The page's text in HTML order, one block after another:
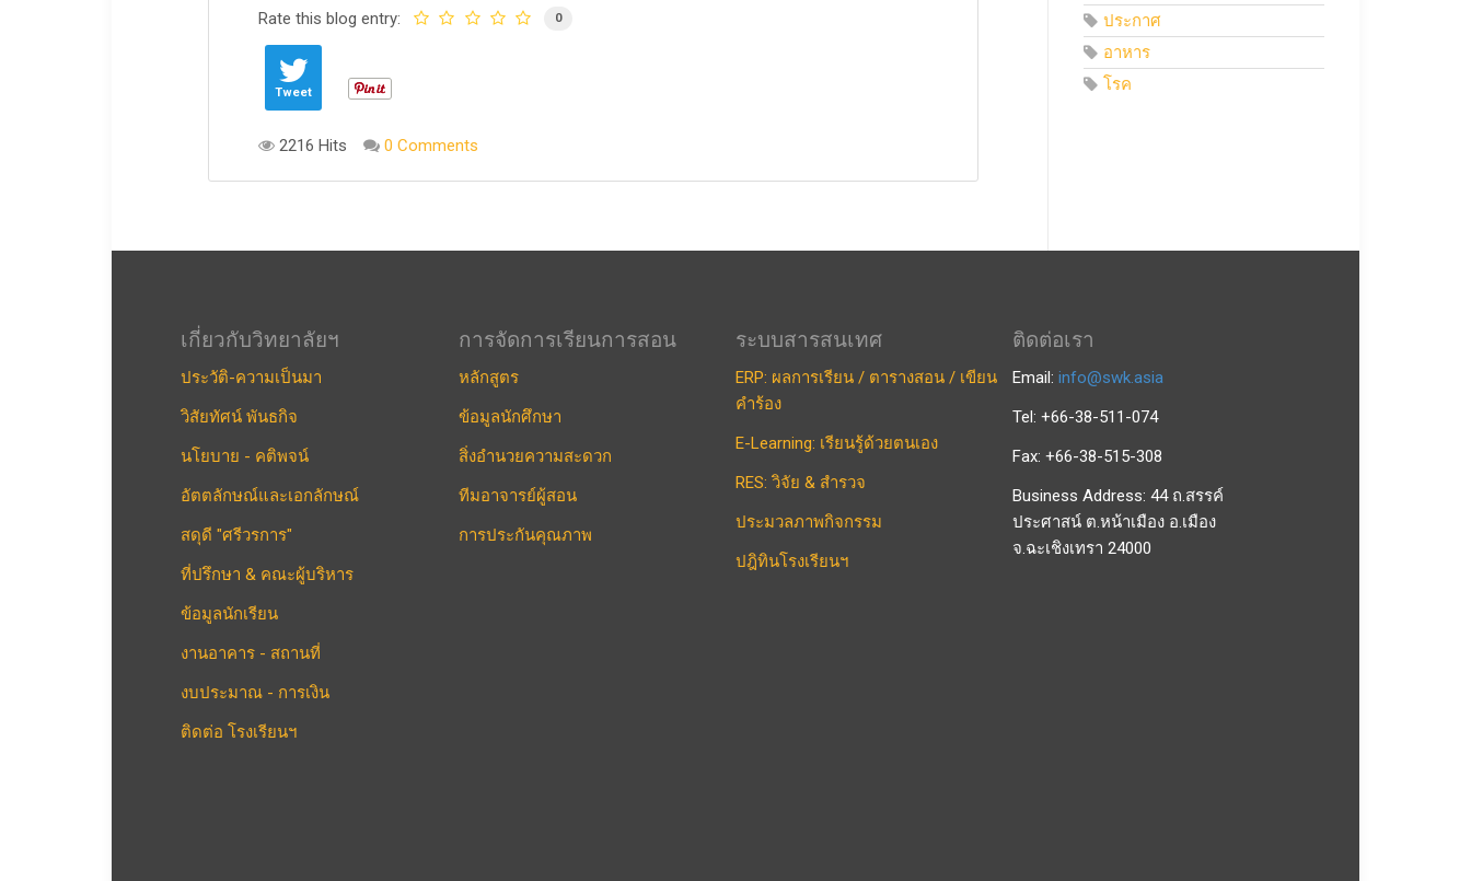
Rate this blog entry: 0
Tweet
2216 Hits 0 Comments
ประกาศ
อาหาร
โรค
เกี่ยวกับวิทยาลัยฯ
ประวัติ-ความเป็นมา
วิสัยทัศน์ พันธกิจ
นโยบาย - คติพจน์
อัตตลักษณ์และเอกลักษณ์
สดุดี "ศรีวรการ"
ที่ปรึกษา & คณะผู้บริหาร
ข้อมูลนักเรียน
งานอาคาร - สถานที่
งบประมาณ - การเงิน
ติดต่อ โรงเรียนฯ
การจัดการเรียนการสอน
หลักสูตร
ข้อมูลนักศึกษา
สิ่งอำนวยความสะดวก
ทีมอาจารย์ผู้สอน
การประกันคุณภาพ
ระบบสารสนเทศ
ERP: ผลการเรียน / ตารางสอน / เขียน
คำร้อง
E-Learning: เรียนรู้ด้วยตนเอง
RES: วิจัย & สำรวจ
ประมวลภาพกิจกรรม
ปฎิทินโรงเรียนฯ
ติดต่อเรา
Email:info@swk.asia
Tel: +66-38-511-074
Fax: +66-38-515-308
Business Address: 44 ถ.สรรค์
ประศาสน์ ต.หน้าเมือง อ.เมือง
จ.ฉะเชิงเทรา 24000